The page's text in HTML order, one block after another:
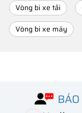
Vòng bi xe tải
Vòng bi xe máy